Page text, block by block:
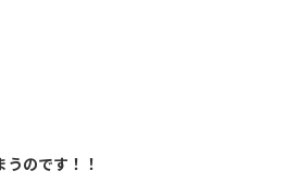
のです！！